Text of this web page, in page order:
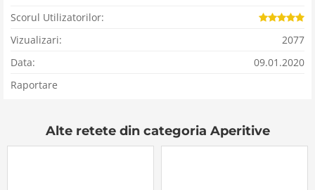
Scorul Utilizatorilor:
Vizualizari:
2077
Data:
09.01.2020
Raportare
Alte retete din categoria Aperitive